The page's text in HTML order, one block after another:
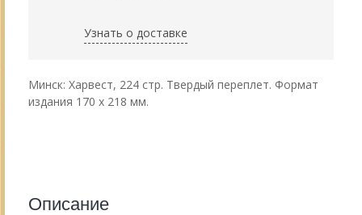
Узнать о доставке
Минск: Харвест, 224 стр. Твердый переплет. Формат
издания 170 х 218 мм.
Описание